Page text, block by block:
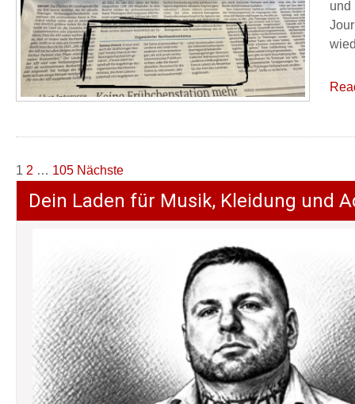
und
Seitennummerierung
der
Beiträge
1 2 … 105 Nächste
Dein Laden für Musik, Kleidung und